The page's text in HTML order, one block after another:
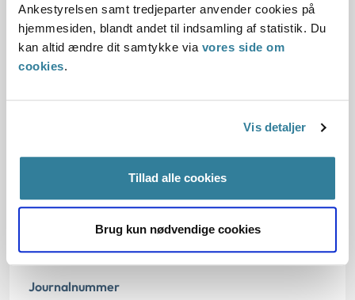
Ankestyrelsen samt tredjeparter anvender cookies på
hjemmesiden, blandt andet til indsamling af statistik. Du
kan altid ændre dit samtykke via vores side om
cookies.
Vis detaljer
Tillad alle cookies
Brug kun nødvendige cookies
§ 9a § 9
Journalnummer